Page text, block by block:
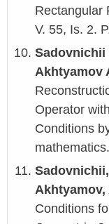
Rectangular
V. 55, Is. 2.
Sadovnichii
Akhtyamov
Operator
Conditions
Sadovnichii,
Akhtyamov,
Conditions